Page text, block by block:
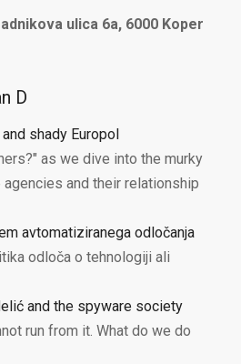
ulica 6a, 6000 Koper
D
shady Europol
as we dive into the murky
and their relationship
avtomatiziranega odločanja
odloča o tehnologiji ali
and the spyware society
run from it. What do we do